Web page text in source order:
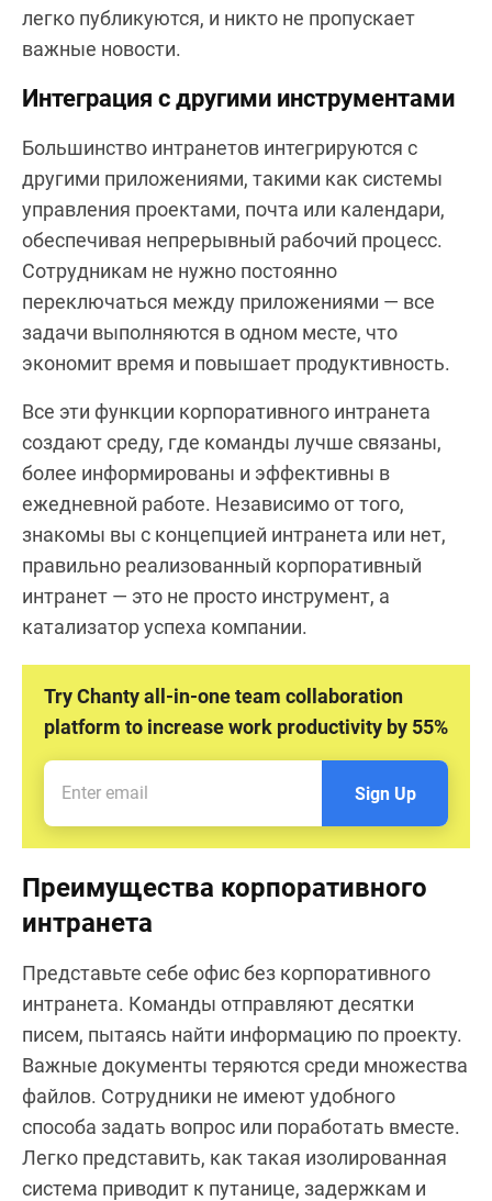
легко публикуются, и никто не пропускает
важные новости.
Интеграция с другими инструментами
Большинство интранетов интегрируются с
другими приложениями, такими как системы
управления проектами, почта или календари,
обеспечивая непрерывный рабочий процесс.
Сотрудникам не нужно постоянно
переключаться между приложениями — все
задачи выполняются в одном месте, что
экономит время и повышает продуктивность.
Все эти функции корпоративного интранета
создают среду, где команды лучше связаны,
более информированы и эффективны в
ежедневной работе. Независимо от того,
знакомы вы с концепцией интранета или нет,
правильно реализованный корпоративный
интранет — это не просто инструмент, а
катализатор успеха компании.
Try Chanty all-in-one team collaboration
platform to increase work productivity by 55%
Sign Up
Преимущества корпоративного
интранета
Представьте себе офис без корпоративного
интранета. Команды отправляют десятки
писем, пытаясь найти информацию по проекту.
Важные документы теряются среди множества
файлов. Сотрудники не имеют удобного
способа задать вопрос или поработать вместе.
Легко представить, как такая изолированная
система приводит к путанице, задержкам и